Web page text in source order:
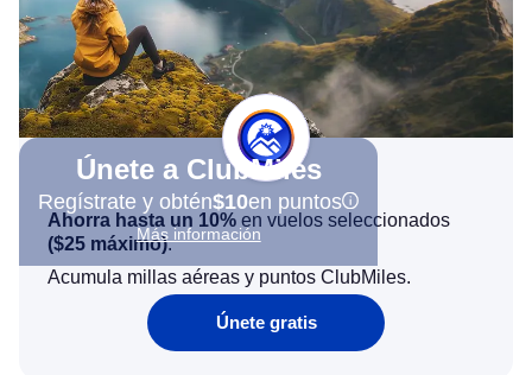
Únete a ClubMiles
Regístrate y obtén$10en puntos
Más información
Ahorra hasta un 10% en vuelos seleccionados
($25 máximo).
Acumula millas aéreas y puntos ClubMiles.
Únete gratis